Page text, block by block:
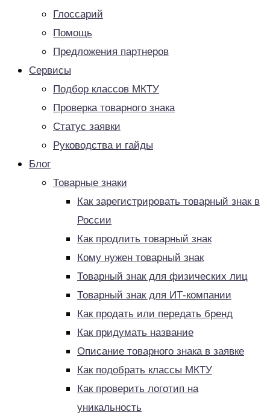
Глоссарий
Помощь
Предложения партнеров
Сервисы
Подбор классов МКТУ
Проверка товарного знака
Статус заявки
Руководства и гайды
Блог
Товарные знаки
Как зарегистрировать товарный знак в
России
Как продлить товарный знак
Кому нужен товарный знак
Товарный знак для физических лиц
Товарный знак для ИТ-компании
Как продать или передать бренд
Как придумать название
Описание товарного знака в заявке
Как подобрать классы МКТУ
Как проверить логотип на
уникальность